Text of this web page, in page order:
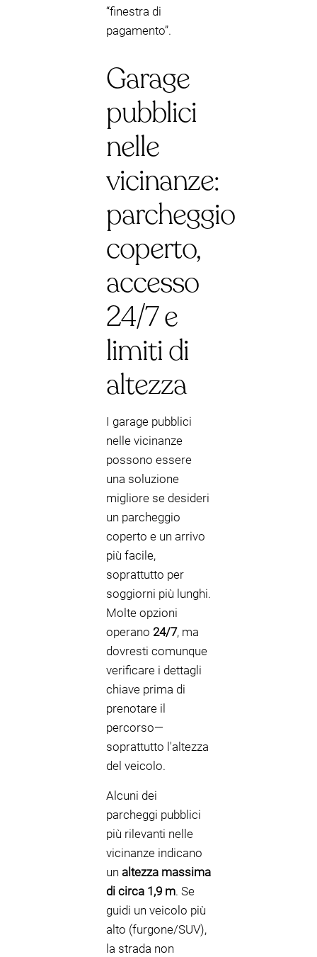
“finestra di
pagamento”.
Garage
pubblici
nelle
vicinanze:
parcheggio
coperto,
accesso
24/7 e
limiti di
altezza
I garage pubblici
nelle vicinanze
possono essere
una soluzione
migliore se desideri
un parcheggio
coperto e un arrivo
più facile,
soprattutto per
soggiorni più lunghi.
Molte opzioni
operano 24/7, ma
dovresti comunque
verificare i dettagli
chiave prima di
prenotare il
percorso—
soprattutto l'altezza
del veicolo.
Alcuni dei
parcheggi pubblici
più rilevanti nelle
vicinanze indicano
un altezza massima
di circa 1,9 m. Se
guidi un veicolo più
alto (furgone/SUV),
la strada non